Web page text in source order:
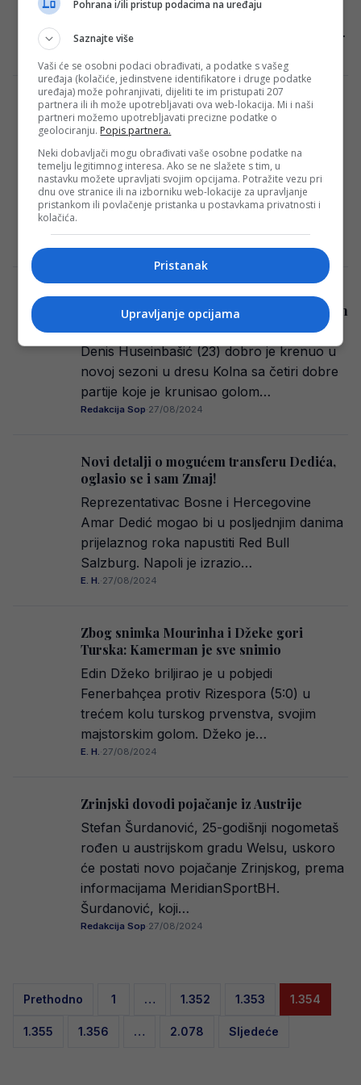
pomoćnika Marija Stanića i sportskog
direktora Darija Srne, trebali bi u četvrtak…
Chelsea spremio 14 kofera, tu su i zvijezde
ekipe: “Kupite se i odlazite!”
sezonu uvjerljivom pobjedom protiv
Wolverhamptona rezultatom 6:2, te
porazom od Manchester Cityja 0:2. Trener
Njemački Kicker o bh. reprezentativcu:
“Dirigent je svoje ekipe, njegov uspon je tih
Denis Huseinbašić (23) dobro je krenuo u
novoj sezoni u dresu Kolna sa četiri dobre
partije koje je krunisao golom…
Redakcija Sop·27/08/2024
Novi detalji o mogućem transferu Dedića,
oglasio se i sam Zmaj!
Reprezentativac Bosne i Hercegovine
Amar Dedić mogao bi u posljednjim danima
prijelaznog roka napustiti Red Bull
Salzburg. Napoli je izrazio…
E. H.·27/08/2024
Zbog snimka Mourinha i Džeke gori
Turska: Kamerman je sve snimio
Edin Džeko briljirao je u pobjedi
Fenerbahçea protiv Rizespora (5:0) u
trećem kolu turskog prvenstva, svojim
majstorskim golom. Džeko je…
E. H.·27/08/2024
Zrinjski dovodi pojačanje iz Austrije
Stefan Šurdanović, 25-godišnji nogometaš
rođen u austrijskom gradu Welsu, uskoro
će postati novo pojačanje Zrinjskog, prema
informacijama MeridianSportBH.
Šurdanović, koji…
Redakcija Sop·27/08/2024
Posts
pagination
Prethodno 1 … 1.352 1.353 1.354
1.355 1.356 … 2.078 Sljedeće
Pohrana i/ili pristup podacima na uređaju
Saznajte više
Vaši će se osobni podaci obrađivati, a podatke s vašeg
uređaja (kolačiće, jedinstvene identifikatore i druge podatke
uređaja) može pohranjivati, dijeliti te im pristupati 207
partnera ili ih može upotrebljavati ova web-lokacija. Mi i naši
partneri možemo upotrebljavati precizne podatke o
geolociranju. Popis partnera.
Neki dobavljači mogu obrađivati vaše osobne podatke na
temelju legitimnog interesa. Ako se ne slažete s tim, u
nastavku možete upravljati svojim opcijama. Potražite vezu pri
dnu ove stranice ili na izborniku web-lokacije za upravljanje
pristankom ili povlačenje pristanka u postavkama privatnosti i
kolačića.
Pristanak
Upravljanje opcijama